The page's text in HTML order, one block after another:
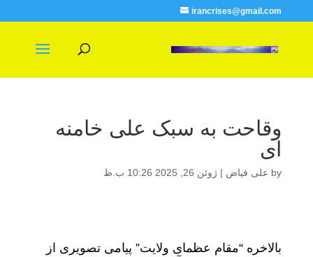
irancrises@gmail.com
وقاحت به سبک علی خامنه
ای
by علی فیاض | ژوئن 26, 2025 10:26 ب.ظ
بالاخره “مقام عظمای ولایت” پیامی تصویری از